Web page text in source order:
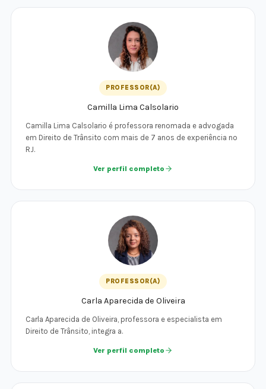
PROFESSOR(A)
Camilla Lima Calsolario
Camilla Lima Calsolario é professora renomada e advogada
em Direito de Trânsito com mais de 7 anos de experiência no
RJ.
Ver perfil completo
PROFESSOR(A)
Carla Aparecida de Oliveira
Carla Aparecida de Oliveira, professora e especialista em
Direito de Trânsito, integra a.
Ver perfil completo